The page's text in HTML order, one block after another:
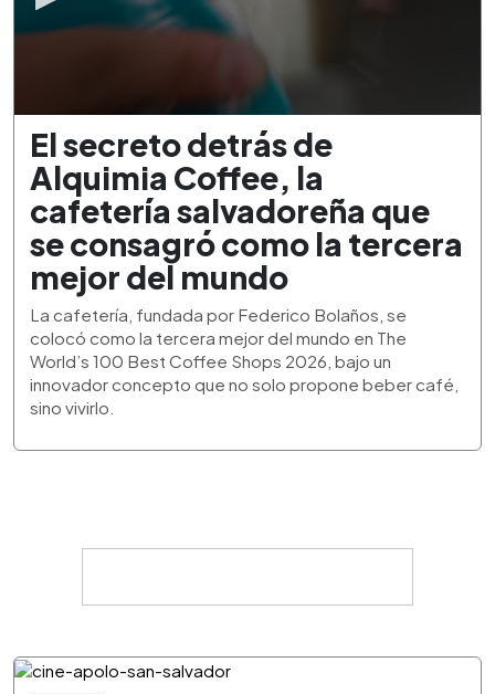
seconds
minutes,
34
seconds
El secreto detrás de
Alquimia Coffee, la
cafetería salvadoreña que
se consagró como la tercera
mejor del mundo
La cafetería, fundada por Federico Bolaños, se
colocó como la tercera mejor del mundo en The
World’s 100 Best Coffee Shops 2026, bajo un
innovador concepto que no solo propone beber café,
sino vivirlo.